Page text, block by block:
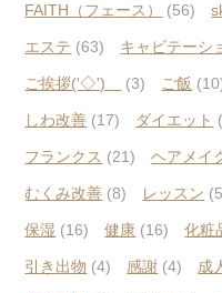
FAITH（フェース） (56)
エステ (63) キャビテーシ
ご挨拶('◇')ゞ (3) ご飯
しわ改善 (17) ダイエット
フランクス (21) ヘアメイ
むくみ改善 (8) レッスン
保湿 (16) 健康 (16) 化粧
引き出物 (4) 感謝 (4) 成